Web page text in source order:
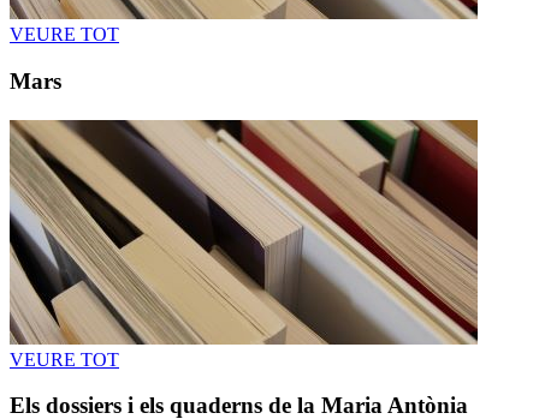
VEURE TOT
Mars
VEURE TOT
Els dossiers i els quaderns de la Maria Antònia